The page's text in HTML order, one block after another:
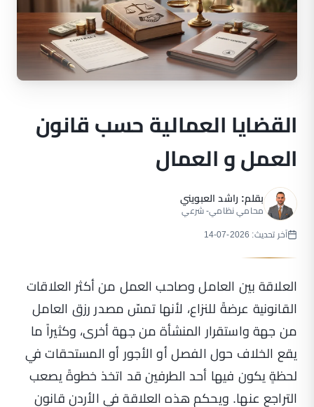
القضايا العمالية حسب قانون
العمل و العمال
بقلم: راشد العبويني
محامي نظامي- شرعي
آخر تحديث: 2026-07-14
العلاقة بين العامل وصاحب العمل من أكثر العلاقات
القانونية عرضةً للنزاع، لأنها تمسّ مصدر رزق العامل
من جهة واستقرار المنشأة من جهة أخرى، وكثيراً ما
يقع الخلاف حول الفصل أو الأجور أو المستحقات في
لحظةٍ يكون فيها أحد الطرفين قد اتخذ خطوةً يصعب
التراجع عنها. ويحكم هذه العلاقة في الأردن قانون